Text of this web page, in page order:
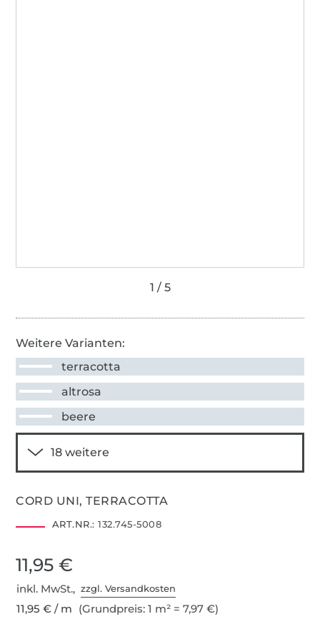
Weitere Varianten:
terracotta
altrosa
beere
CORD UNI, TERRACOTTA
ART.NR.: 132.745-5008
11,95 €
inkl. MwSt.,zzgl. Versandkosten
11,95 € / m (Grundpreis: 1 m² = 7,97 €)